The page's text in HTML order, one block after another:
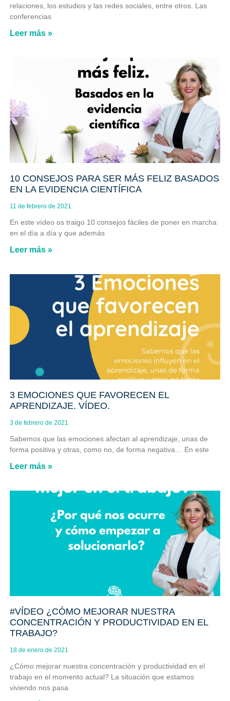
relaciones, los estudios y las redes sociales, entre otros. Las
conferencias
Leer más »
10 CONSEJOS PARA SER MÁS FELIZ BASADOS
EN LA EVIDENCIA CIENTÍFICA
11 de febrero de 2021
En este vídeo os traigo 10 consejos fáciles de poner en marcha
en el día a día y que además
Leer más »
3 EMOCIONES QUE FAVORECEN EL
APRENDIZAJE. VÍDEO.
3 de febrero de 2021
Sabemos que las emociones afectan al aprendizaje, unas de
forma positiva y otras, como no, de forma negativa… En este
Leer más »
#VÍDEO ¿CÓMO MEJORAR NUESTRA
CONCENTRACIÓN Y PRODUCTIVIDAD EN EL
TRABAJO?
18 de enero de 2021
¿Cómo mejorar nuestra concentración y productividad en el
trabajo en el momento actual? La situación que estamos
viviendo nos pasa